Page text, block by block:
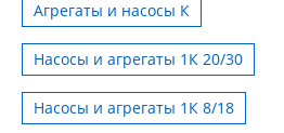
Агрегаты и насосы К
Насосы и агрегаты 1К 20/30
Насосы и агрегаты 1К 8/18